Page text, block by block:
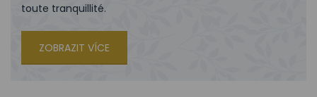
toute tranquillité.
ZOBRAZIT VÍCE